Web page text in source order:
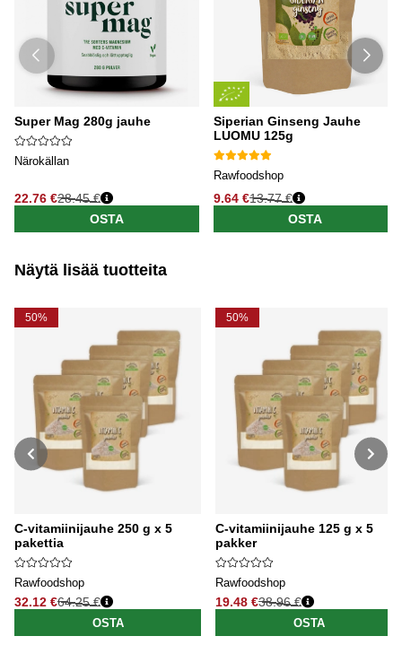
Super Mag 280g jauhe
Närokällan
22.76 €28.45 €
OSTA
Siperian Ginseng Jauhe
LUOMU 125g
Rawfoodshop
9.64 €13.77 €
OSTA
Näytä lisää tuotteita
50%
C-vitamiinijauhe 250 g x 5
pakettia
Rawfoodshop
32.12 €
Normaali hinta
64.25 €
OSTA
50%
C-vitamiinijauhe 125 g x 5
pakker
Rawfoodshop
19.48 €
Normaali hinta
38.96 €
OSTA